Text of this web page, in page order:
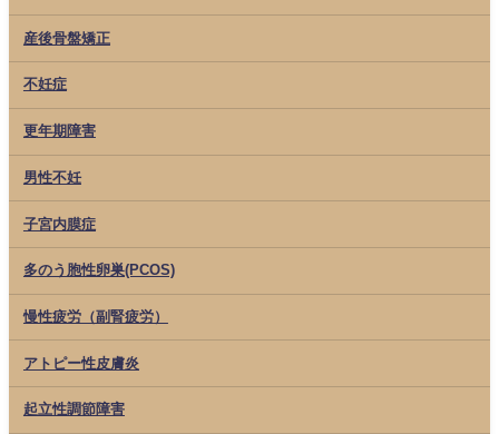
産後骨盤矯正
不妊症
更年期障害
男性不妊
子宮内膜症
多のう胞性卵巣(PCOS)
慢性疲労（副腎疲労）
アトピー性皮膚炎
起立性調節障害